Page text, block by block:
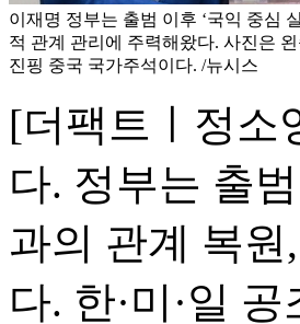
이재명 정부는 출범 이후 ‘국익 중심
적 관계 관리에 주력해왔다. 사진은
진핑 중국 국가주석이다. /뉴시스
[더팩트ㅣ정소
다. 정부는 출
과의 관계 복
다. 한·미·일